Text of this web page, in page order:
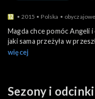
2015 Polska obyczajowe
Magda chce pomóc Angeli
jaki sama przeżyła w
więził. W końcu nastolatka
więcej
Sezony i odcinki